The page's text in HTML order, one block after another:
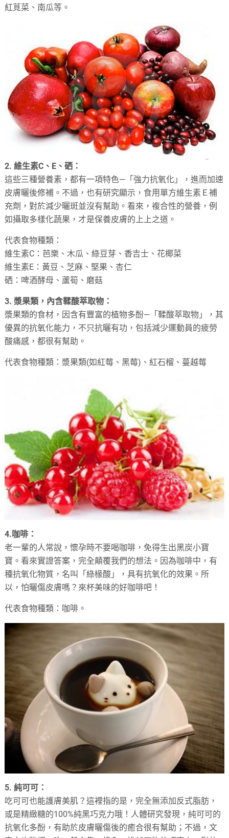
紅莧菜、南瓜等。
2. 維生素C、E、硒：
這些三種營養素，都有一項特色—「強力抗氧化」，進而加速
皮膚曬後修補。不過，也有研究顯示，食用單方維生素Ｅ補
充劑，對於減少曬斑並沒有幫助。看來，複合性的營養，例
如攝取多樣化蔬果，才是保養皮膚的上上之道。
代表食物種類：
維生素C：芭樂、木瓜、綠豆芽、香吉士、花椰菜
維生素E：黃豆、芝麻、堅果、杏仁
硒：啤酒酵母、蘆筍、磨菇
3. 漿果類，內含鞣酸萃取物：
漿果類的食材，因含有豐富的植物多酚—「鞣酸萃取物」，其
優異的抗氧化能力，不只抗曬有功，包括減少運動員的疲勞
酸痛感，都很有幫助。
代表食物種類：漿果類(如紅莓、黑莓)、紅石榴、蔓越莓
4.咖啡：
老一輩的人常說，懷孕時不要喝咖啡，免得生出黑炭小寶
寶。看來實證答案，完全顛覆我們的想法。因為咖啡中，有
種抗氧化物質，名叫「綠椽酸」，具有抗氧化的效果。所
以，怕曬傷皮膚嗎？來杯美味的好咖啡吧！
代表食物種類：咖啡。
5. 純可可：
吃可可也能護膚美肌？這裡指的是，完全無添加反式脂肪，
或是精緻糖的100%純黑巧克力哦！人體研究發現，純可可的
抗氧化多酚，有助於皮膚曬傷後的癒合很有幫助；不過，文